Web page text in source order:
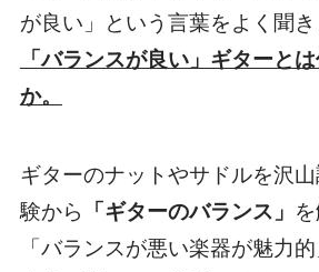
が良い」という言葉をよく聞き
「バランスが良い」ギターと
か。
ギターのナットやサドルを沢
験から
「ギターのバランス」
「バランスが悪い楽器が魅力